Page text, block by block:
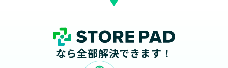
なら全部解決できます！